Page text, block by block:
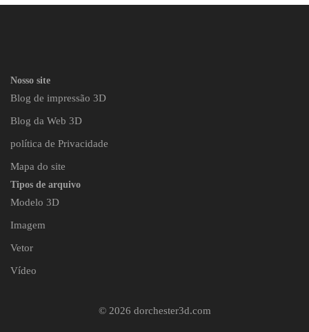
Nosso site
Blog de impressão 3D
Blog da Web 3D
política de Privacidade
Mapa do site
Tipos de arquivo
Modelo 3D
Imagem
Vetor
Vídeo
© 2026 dorchester3d.com